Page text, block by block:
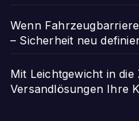
Wenn
– Sicherheit neu
Mit Leichtgewicht in
Versandlösungen Ihre